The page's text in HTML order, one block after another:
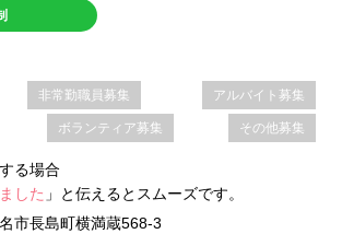
非常勤職員募集 アルバイト募集
ボランティア募集 その他募集
る場合
した 」と伝えるとスムーズです。
市長島町横満蔵568-3